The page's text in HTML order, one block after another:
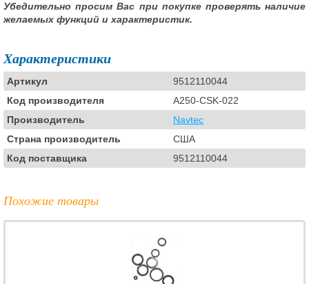
Убедительно просим Вас при покупке проверять наличие
желаемых функций и характеристик.
Характеристики
Артикул
9512110044
Код производителя
A250-CSK-022
Производитель
Navtec
Страна производитель
США
Код поставщика
9512110044
Похожие товары